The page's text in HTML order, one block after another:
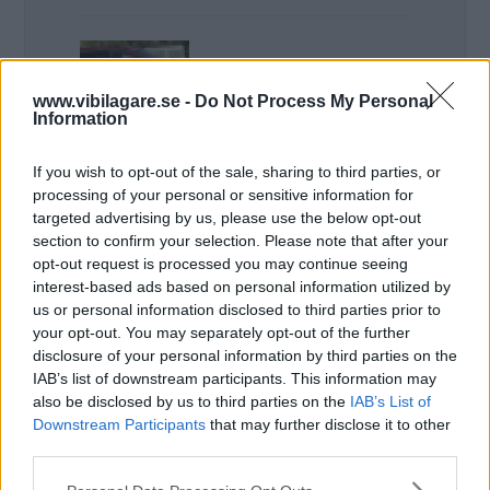
www.vibilagare.se - Do Not Process My Personal
Information
If you wish to opt-out of the sale, sharing to third parties, or
processing of your personal or sensitive information for
targeted advertising by us, please use the below opt-out
section to confirm your selection. Please note that after your
opt-out request is processed you may continue seeing
interest-based ads based on personal information utilized by
us or personal information disclosed to third parties prior to
your opt-out. You may separately opt-out of the further
disclosure of your personal information by third parties on the
IAB’s list of downstream participants. This information may
also be disclosed by us to third parties on the IAB’s List of
Downstream Participants that may further disclose it to other
Please note that this website/app uses one or more Google
Christer
Swenssons skrev:
Som många ägare till SUVar redan
känner till är dörrarna i många fall
feldesignade då de är en del av
bakskärmarna.
Volvo XC60 från årsmodell 2018 till
dags dato är inget undantag,
samma korkade konstruktionsmiss
som i stort sett alla SUVar har.